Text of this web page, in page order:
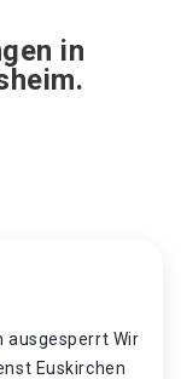
in
ausgesperrt Wir
Euskirchen